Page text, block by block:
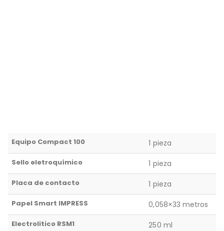
Equipo Compact 100 1 pieza
Sello eletroquímico 1 pieza
Placa de contacto 1 pieza
Papel Smart IMPRESS 0,058×33 metros
Electrolitico RSM1 250 ml